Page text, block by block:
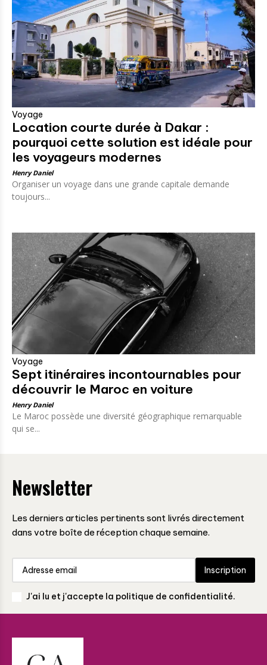
Voyage
Location courte durée à Dakar :
pourquoi cette solution est idéale pour
les voyageurs modernes
Henry Daniel
Organiser un voyage dans une grande capitale demande
toujours...
Voyage
Sept itinéraires incontournables pour
découvrir le Maroc en voiture
Henry Daniel
Le Maroc possède une diversité géographique remarquable
qui se...
Newsletter
Les derniers articles pertinents sont livrés directement
dans votre boîte de réception chaque semaine.
Inscription
J'ai lu et j'accepte la politique de confidentialité.